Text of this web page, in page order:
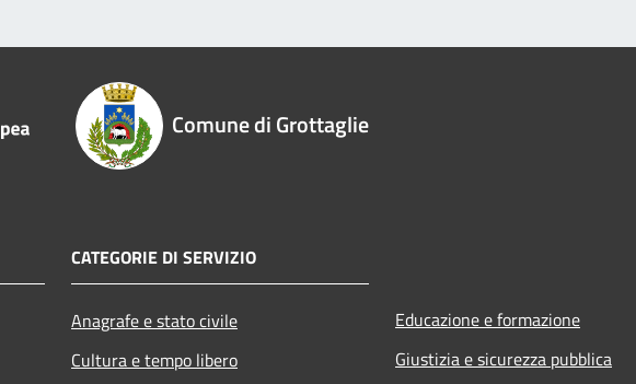
Comune di Grottaglie
CATEGORIE DI SERVIZIO
Anagrafe e stato civile
Cultura e tempo libero
Educazione e formazione
Giustizia e sicurezza pubblica